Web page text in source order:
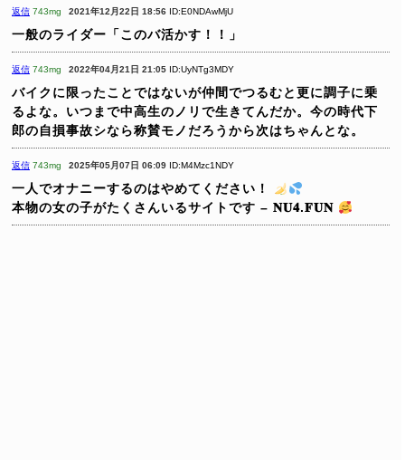
返信 743mg 2021年12月22日 18:56 ID:E0NDAwMjU
一般のライダー「このバ活かす！！」
返信 743mg 2022年04月21日 21:05 ID:UyNTg3MDY
バイクに限ったことではないが仲間でつるむと更に調子に乗
るよな。いつまで中高生のノリで生きてんだか。今の時代下
郎の自損事故シなら称賛モノだろうから次はちゃんとな。
返信 743mg 2025年05月07日 06:09 ID:M4Mzc1NDY
一人でオナニーするのはやめてください！
本物の女の子がたくさんいるサイトです – 𝐍𝐔𝟒.𝐅𝐔𝐍